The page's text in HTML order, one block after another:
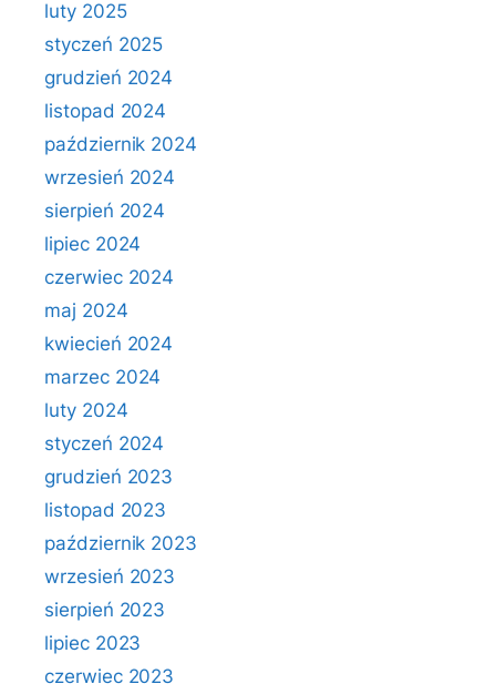
luty 2025
styczeń 2025
grudzień 2024
listopad 2024
październik 2024
wrzesień 2024
sierpień 2024
lipiec 2024
czerwiec 2024
maj 2024
kwiecień 2024
marzec 2024
luty 2024
styczeń 2024
grudzień 2023
listopad 2023
październik 2023
wrzesień 2023
sierpień 2023
lipiec 2023
czerwiec 2023